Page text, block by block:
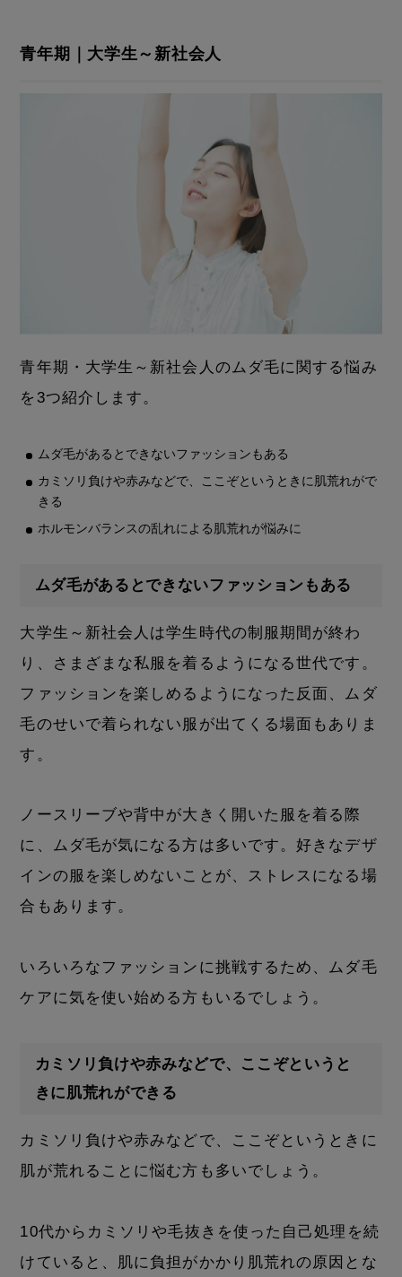
青年期｜大学生～新社会人
青年期・大学生～新社会人のムダ毛に関する悩み
を3つ紹介します。
ムダ毛があるとできないファッションもある
カミソリ負けや赤みなどで、ここぞというときに肌荒れがで
きる
ホルモンバランスの乱れによる肌荒れが悩みに
ムダ毛があるとできないファッションもある
大学生～新社会人は学生時代の制服期間が終わ
り、さまざまな私服を着るようになる世代です。
ファッションを楽しめるようになった反面、ムダ
毛のせいで着られない服が出てくる場面もありま
す。
ノースリーブや背中が大きく開いた服を着る際
に、ムダ毛が気になる方は多いです。好きなデザ
インの服を楽しめないことが、ストレスになる場
合もあります。
いろいろなファッションに挑戦するため、ムダ毛
ケアに気を使い始める方もいるでしょう。
カミソリ負けや赤みなどで、ここぞというと
きに肌荒れができる
カミソリ負けや赤みなどで、ここぞというときに
肌が荒れることに悩む方も多いでしょう。
10代からカミソリや毛抜きを使った自己処理を続
けていると、肌に負担がかかり肌荒れの原因とな